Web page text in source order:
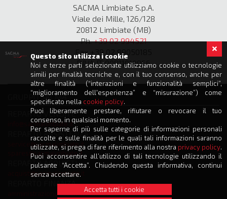
SACMA Limbiate S.p.A.
Viale dei Mille, 126/128
20812 Limbiate (MB)
Ph.+39 02 994521
Fax +39 02 99050185
P.IVA IT 00811010966
GRUPPO SACMA
REPARTO VENDITE
info@sacmalimbiate.it
REPARTO ASSISTENZA
service@sacmalimbiate.it
spares@sacmalimbiate.it
REPARTO ACQUISTI
acquisti@sacmalimbiate.it
REPARTO FINANZA
amministrazione@sacmalimbiate.it
Questo sito utilizza i cookie
Noi e terze parti selezionate utilizziamo cookie o tecnologie
simili per finalità tecniche e, con il tuo consenso, anche per
altre finalità (“interazioni e funzionalità semplici”,
“miglioramento dell'esperienza” e “misurazione”) come
specificato nella cookie policy.
Puoi liberamente prestare, rifiutare o revocare il tuo
consenso, in qualsiasi momento.
Per saperne di più sulle categorie di informazioni personali
raccolte e sulle finalità per le quali tali informazioni saranno
utilizzate, si prega di fare riferimento alla nostra privacy policy.
Puoi acconsentire all’utilizzo di tali tecnologie utilizzando il
pulsante “Accetta”. Chiudendo questa informativa, continui
senza accettare.
Accetta tutti i cookie